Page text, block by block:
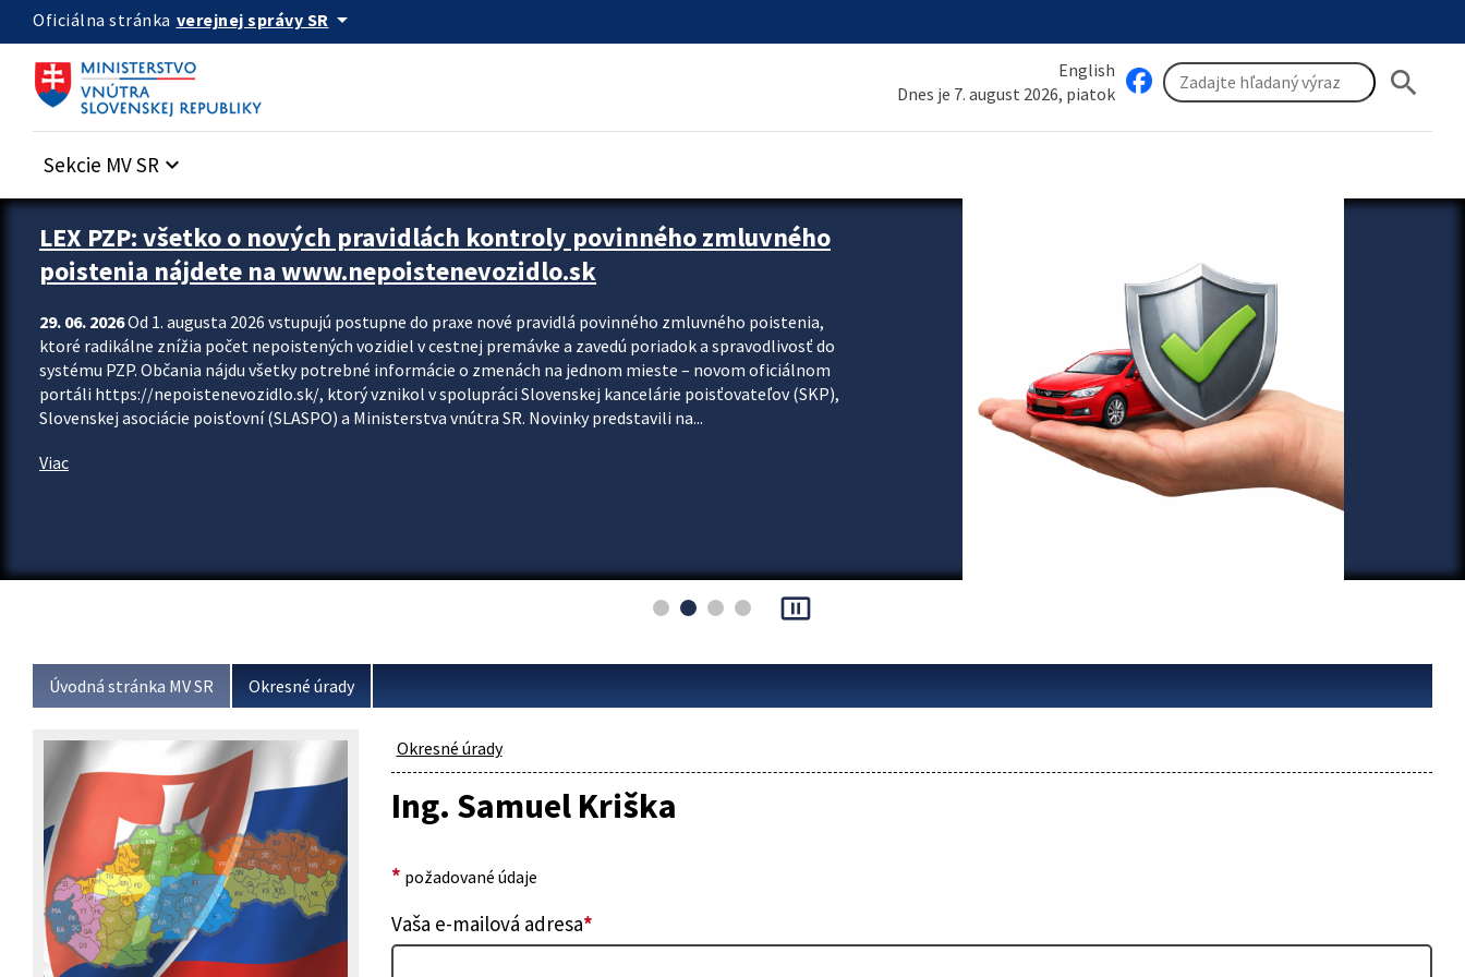
Preskocit na hlavný obsah
Oficiálna stránka verejnej správy SR arrow_drop_down
English
Dnes je 7. august 2026, piatok
search
Sekcie MV SR keyboard_arrow_down
Zastavit automatický posun upútavok
LEX PZP: všetko o nových pravidlách kontroly povinného zmluvného
poistenia nájdete na www.nepoistenevozidlo.sk
29. 06. 2026Od 1. augusta 2026 vstupujú postupne do praxe nové pravidlá povinného zmluvného poistenia,
ktoré radikálne znížia počet nepoistených vozidiel v cestnej premávke a zavedú poriadok a spravodlivosť do
systému PZP. Občania nájdu všetky potrebné informácie o zmenách na jednom mieste – novom oficiálnom
portáli https://nepoistenevozidlo.sk/, ktorý vznikol v spolupráci Slovenskej kancelárie poisťovateľov (SKP),
Slovenskej asociácie poisťovní (SLASPO) a Ministerstva vnútra SR. Novinky predstavili na...
Viac
pause_presentation
Úvodná stránka MV SR Okresné úrady
Okresné úrady
Ing. Samuel Kriška
* požadované údaje
Vaša e-mailová adresa*